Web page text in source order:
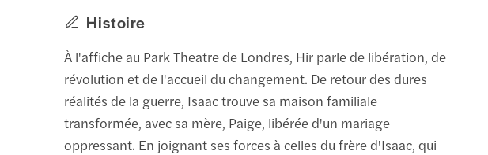
Histoire
À l'affiche au Park Theatre de Londres, Hir parle de libération, de
révolution et de l'accueil du changement. De retour des dures
réalités de la guerre, Isaac trouve sa maison familiale
transformée, avec sa mère, Paige, libérée d'un mariage
oppressant. En joignant ses forces à celles du frère d'Isaac, qui